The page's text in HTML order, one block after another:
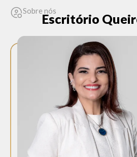
Sobre nós
Escritório